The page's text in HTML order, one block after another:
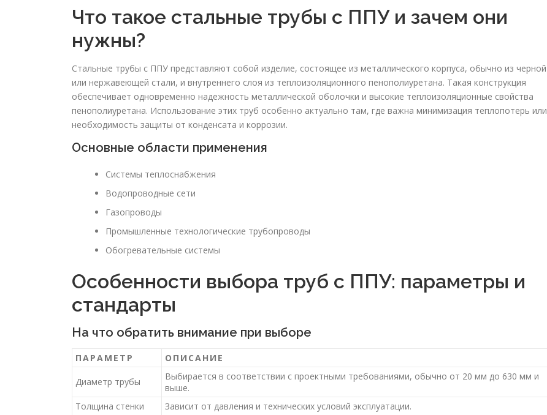
Что такое стальные трубы с ППУ и зачем они
нужны?
Стальные трубы с ППУ представляют собой изделие, состоящее из металлического корпуса, обычно из черной
или нержавеющей стали, и внутреннего слоя из теплоизоляционного пенополиуретана. Такая конструкция
обеспечивает одновременно надежность металлической оболочки и высокие теплоизоляционные свойства
пенополиуретана. Использование этих труб особенно актуально там, где важна минимизация теплопотерь или
необходимость защиты от конденсата и коррозии.
Основные области применения
Системы теплоснабжения
Водопроводные сети
Газопроводы
Промышленные технологические трубопроводы
Обогревательные системы
Особенности выбора труб с ППУ: параметры и
стандарты
На что обратить внимание при выборе
ПАРАМЕТР ОПИСАНИЕ
Диаметр трубы
Выбирается в соответствии с проектными требованиями, обычно от 20 мм до 630 мм и
выше.
Толщина стенки
Зависит от давления и технических условий эксплуатации.